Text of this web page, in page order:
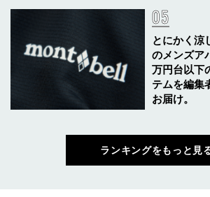
とにかく涼
のメンズア
万円台以下
テムを編集
お届け。
ランキングをもっと見